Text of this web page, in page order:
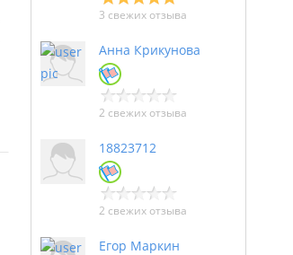
3 свежих отзыва
Анна Крикунова
2 свежих отзыва
18823712
2 свежих отзыва
Егор Маркин